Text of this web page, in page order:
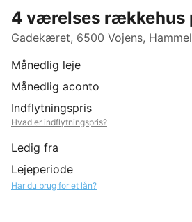
4 værelses rækkehus
Gadekæret, 6500 Vojens,
Månedlig leje
Månedlig aconto
Indflytningspris
Hvad er indflytningspris?
Ledig fra
Lejeperiode
Har du brug for et lån?